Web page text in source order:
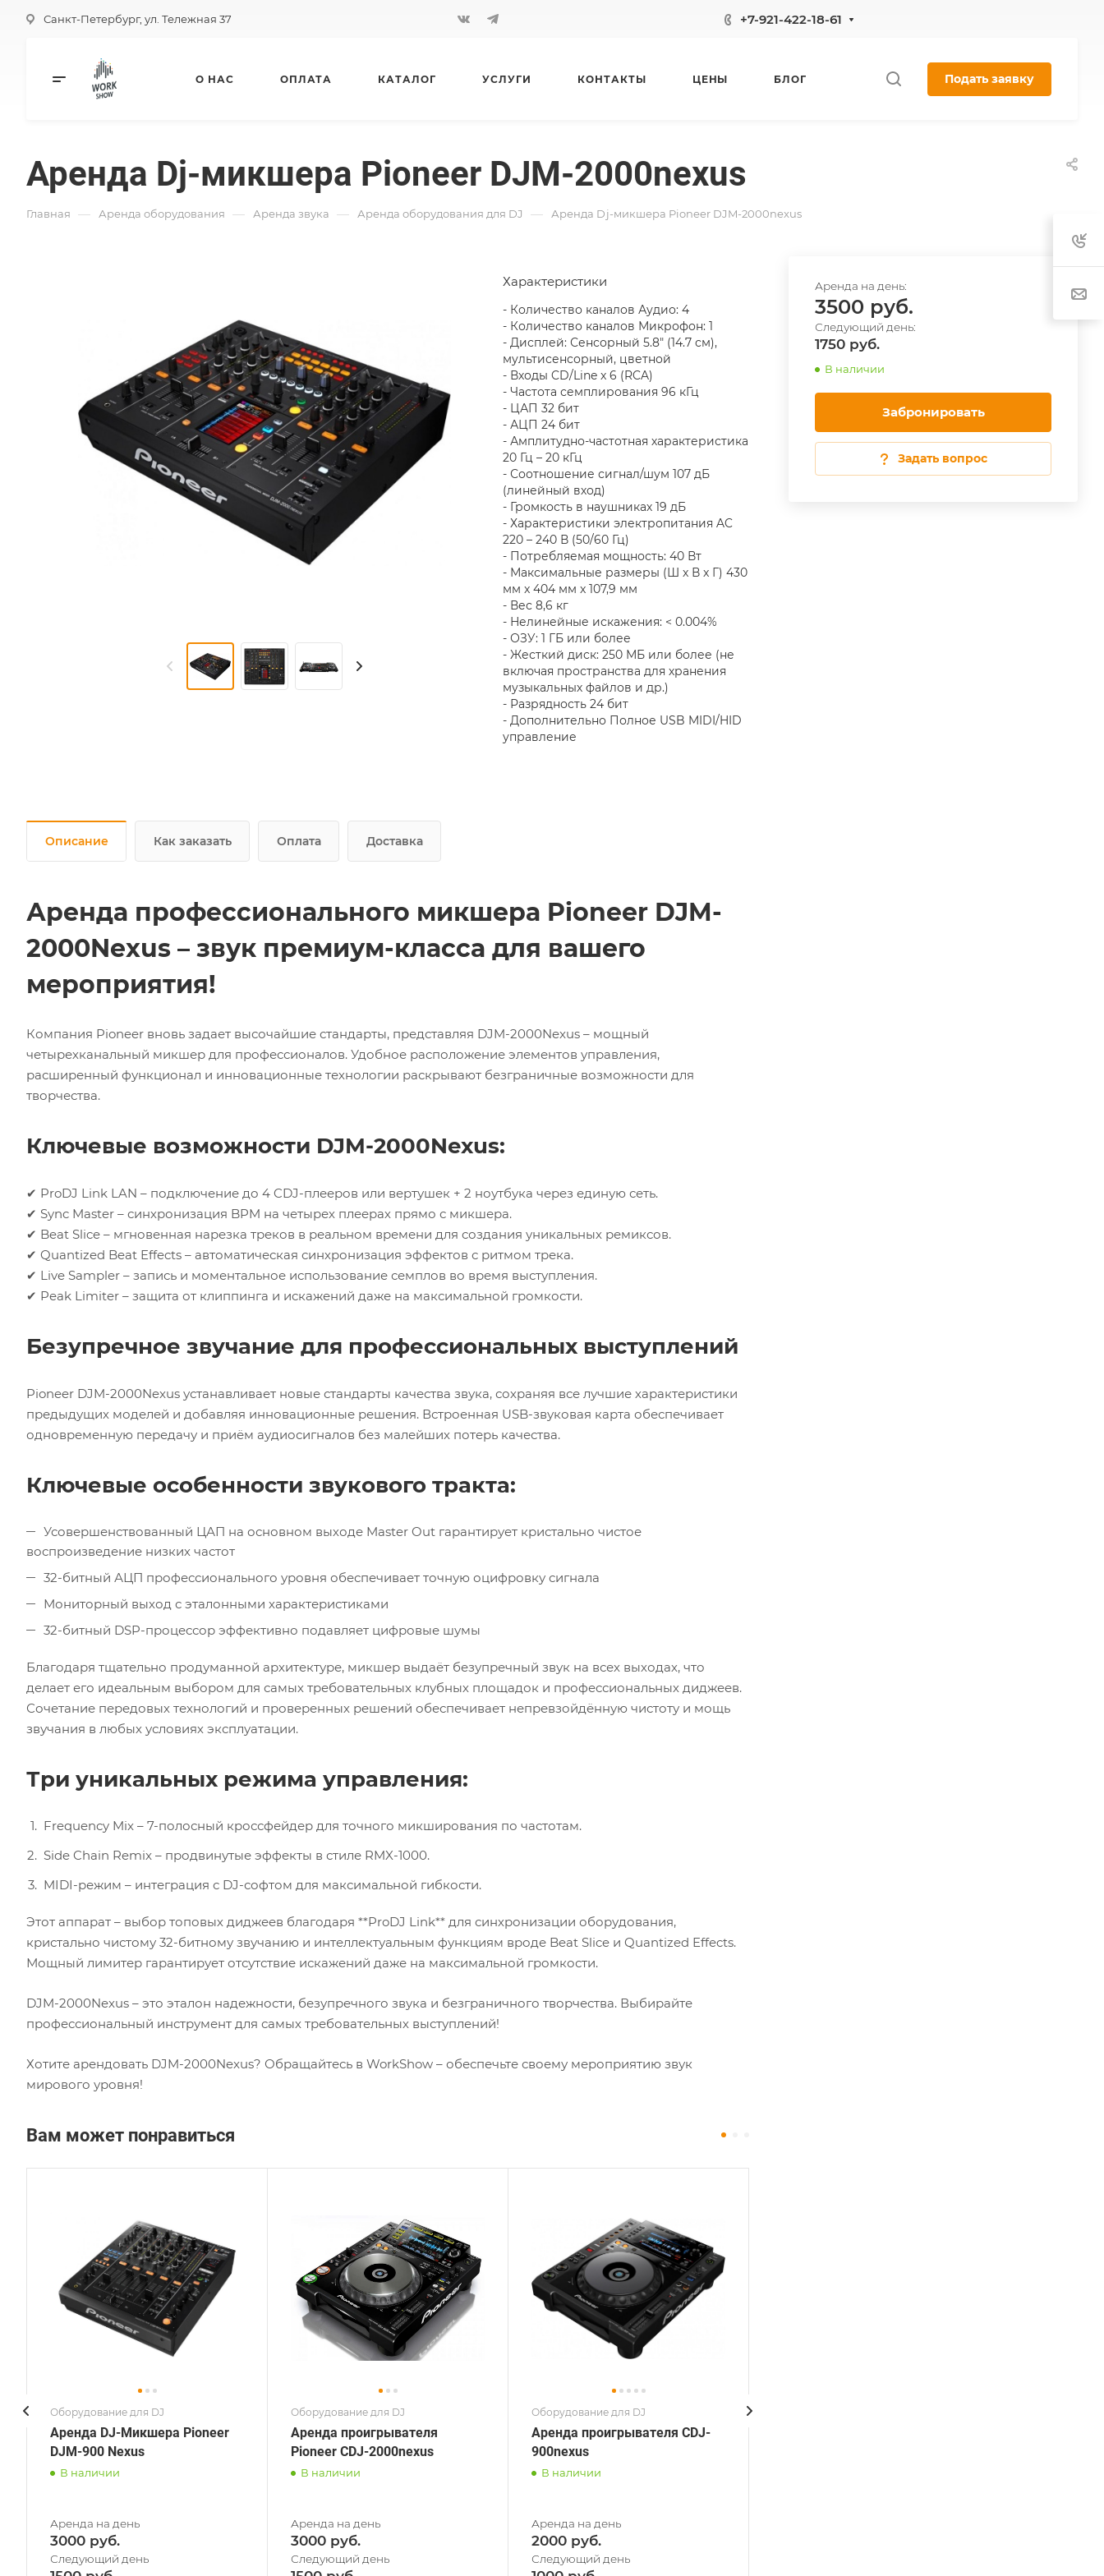
Санкт-Петербург, ул. Тележная 37 +7-921-422-18-61
О НАС ОПЛАТА КАТАЛОГ УСЛУГИ КОНТАКТЫ ЦЕНЫ БЛОГ Подать заявку
Аренда Dj-микшера Pioneer DJM-2000nexus
Главная — Аренда оборудования — Аренда звука — Аренда оборудования для DJ — Аренда Dj-микшера Pioneer DJM-2000nexus
3500
1750
В наличии
Забронировать
Задать вопрос
Характеристики
- Количество каналов Аудио: 4
- Количество каналов Микрофон: 1
- Дисплей: Сенсорный 5.8" (14.7 см),
мультисенсорный, цветной
- Входы CD/Line x 6 (RCA)
- Частота семплирования 96 кГц
- ЦАП 32 бит
- АЦП 24 бит
- Амплитудно-частотная характеристика
20 Гц – 20 кГц
- Соотношение сигнал/шум 107 дБ
(линейный вход)
- Громкость в наушниках 19 дБ
- Характеристики электропитания AC
220 – 240 В (50/60 Гц)
- Потребляемая мощность: 40 Вт
- Максимальные размеры (Ш x В x Г) 430
мм x 404 мм x 107,9 мм
- Вес 8,6 кг
- Нелинейные искажения: < 0.004%
- ОЗУ: 1 ГБ или более
- Жесткий диск: 250 МБ или более (не
включая пространства для хранения
музыкальных файлов и др.)
- Разрядность 24 бит
- Дополнительно Полное USB MIDI/HID
управление
Описание Как заказать Оплата Доставка
Аренда профессионального микшера Pioneer DJM-
2000Nexus – звук премиум-класса для вашего
мероприятия!
Компания Pioneer вновь задает высочайшие стандарты, представляя DJM-2000Nexus – мощный
четырехканальный микшер для профессионалов. Удобное расположение элементов управления,
расширенный функционал и инновационные технологии раскрывают безграничные возможности для
творчества.
Ключевые возможности DJM-2000Nexus:
✔ ProDJ Link LAN – подключение до 4 CDJ-плееров или вертушек + 2 ноутбука через единую сеть.
✔ Sync Master – синхронизация BPM на четырех плеерах прямо с микшера.
✔ Beat Slice – мгновенная нарезка треков в реальном времени для создания уникальных ремиксов.
✔ Quantized Beat Effects – автоматическая синхронизация эффектов с ритмом трека.
✔ Live Sampler – запись и моментальное использование семплов во время выступления.
✔ Peak Limiter – защита от клиппинга и искажений даже на максимальной громкости.
Безупречное звучание для профессиональных выступлений
Pioneer DJM-2000Nexus устанавливает новые стандарты качества звука, сохраняя все лучшие характеристики
предыдущих моделей и добавляя инновационные решения. Встроенная USB-звуковая карта обеспечивает
одновременную передачу и приём аудиосигналов без малейших потерь качества.
Ключевые особенности звукового тракта:
Усовершенствованный ЦАП на основном выходе Master Out гарантирует кристально чистое
воспроизведение низких частот
32-битный АЦП профессионального уровня обеспечивает точную оцифровку сигнала
Мониторный выход с эталонными характеристиками
32-битный DSP-процессор эффективно подавляет цифровые шумы
Благодаря тщательно продуманной архитектуре, микшер выдаёт безупречный звук на всех выходах, что
делает его идеальным выбором для самых требовательных клубных площадок и профессиональных диджеев.
Сочетание передовых технологий и проверенных решений обеспечивает непревзойдённую чистоту и мощь
звучания в любых условиях эксплуатации.
Три уникальных режима управления:
Frequency Mix – 7-полосный кроссфейдер для точного микширования по частотам.
Side Chain Remix – продвинутые эффекты в стиле RMX-1000.
MIDI-режим – интеграция с DJ-софтом для максимальной гибкости.
Этот аппарат – выбор топовых диджеев благодаря **ProDJ Link** для синхронизации оборудования,
кристально чистому 32-битному звучанию и интеллектуальным функциям вроде Beat Slice и Quantized Effects.
Мощный лимитер гарантирует отсутствие искажений даже на максимальной громкости.
DJM-2000Nexus – это эталон надежности, безупречного звука и безграничного творчества. Выбирайте
профессиональный инструмент для самых требовательных выступлений!
Хотите арендовать DJM-2000Nexus? Обращайтесь в WorkShow – обеспечьте своему мероприятию звук
мирового уровня!
Вам может понравиться
Оборудование для DJ
Аренда DJ-Микшера Pioneer
DJM-900 Nexus
В наличии
3000
Оборудование для DJ
Аренда проигрывателя
Pioneer CDJ-2000nexus
В наличии
3000
Оборудование для DJ
Аренда проигрывателя CDJ-
900nexus
В наличии
2000